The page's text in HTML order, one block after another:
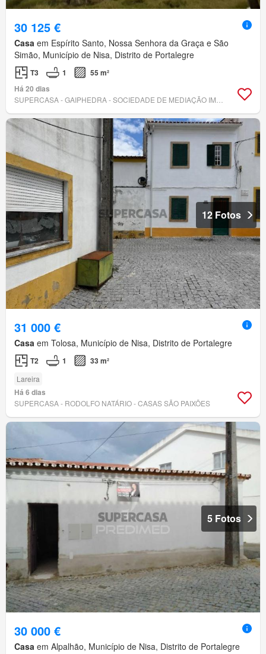
30 125 €
Casa em Espírito Santo, Nossa Senhora da Graça e São
Simão, Município de Nisa, Distrito de Portalegre
T3 1
55 m²
Há 20 dias
12 Fotos
31 000 €
Casa em Tolosa, Município de Nisa, Distrito de Portalegre
T2 1 33 m²
Lareira
Há 6 dias
SUPERCASA - RODOLFO NATÁRIO - CASAS SÃO PAIXÕES
5 Fotos
30 000 €
Casa em Alpalhão, Município de Nisa, Distrito de Portalegre